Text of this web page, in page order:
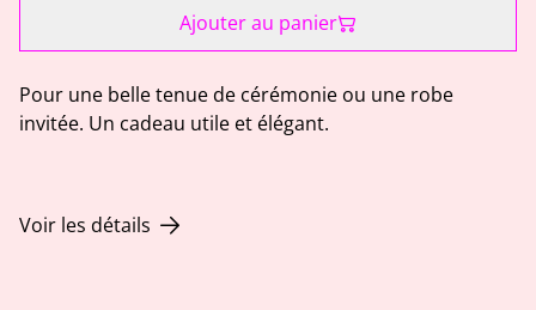
Ajouter au panier
Pour une belle tenue de cérémonie ou une robe
invitée. Un cadeau utile et élégant.
Voir les détails